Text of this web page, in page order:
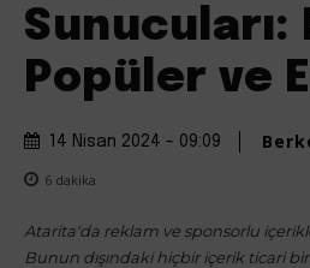
Sunucuları:
Popüler ve
14 Nisan 2024 - 09:09
6 dakika
Atarita'da reklam ve sponsorlu
Bunun dışındaki hiçbir içerik ticari